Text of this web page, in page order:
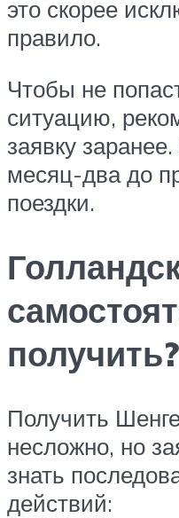
это скорее
правило.
Чтобы не
ситуацию,
заявку
месяц-два до
поездки.
получить?
Получить
несложно, но
знать
действий: